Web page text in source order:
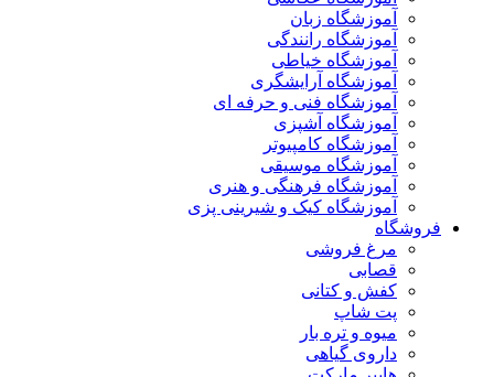
آموزشگاه زبان
آموزشگاه رانندگی
آموزشگاه خیاطی
آموزشگاه آرایشگری
آموزشگاه فنی و حرفه ای
آموزشگاه آشپزی
آموزشگاه کامپیوتر
آموزشگاه موسیقی
آموزشگاه فرهنگی و هنری
آموزشگاه کیک و شیرینی پزی
فروشگاه
مرغ فروشی
قصابی
کفش و کتانی
پت شاپ
میوه و تره بار
داروی گیاهی